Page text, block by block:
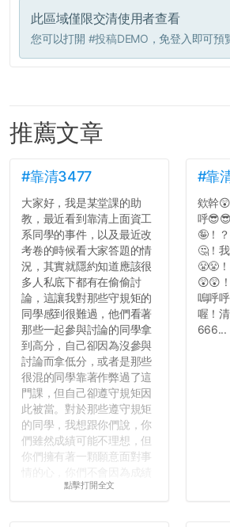
此區域僅限交清使用者查看
您可以打開 #投稿DEMO ，免登入即可預
推薦文章
#靠清3477
大家好，我是某堂課的助
教，最近看到靠清上面資工
系同學的事件，以及最近改
考卷的時候看大家答題的情
況，其實就隱約知道應該很
多人私底下都有在偷偷討
論，這讓我對那些守規矩的
同學感到很難過，他們看著
那些一起參與討論的同學拿
到高分，自己卻因為沒參與
討論而拿低分，或者是那些
很混的同學靠著作弊過了這
門課，但自己卻遵守規矩因
此被當。對於那些遵守規矩
的同學，我想跟你們說，你
們雖然成績可能不理想，但
你們擁有著一顆願意面對事
壓力而選擇逃避(作弊)，在
點擊打開全文
#靠
欸幹
呼
🤪！
🤔！
😤😤
😲😲
嗚呼
喔！
666...